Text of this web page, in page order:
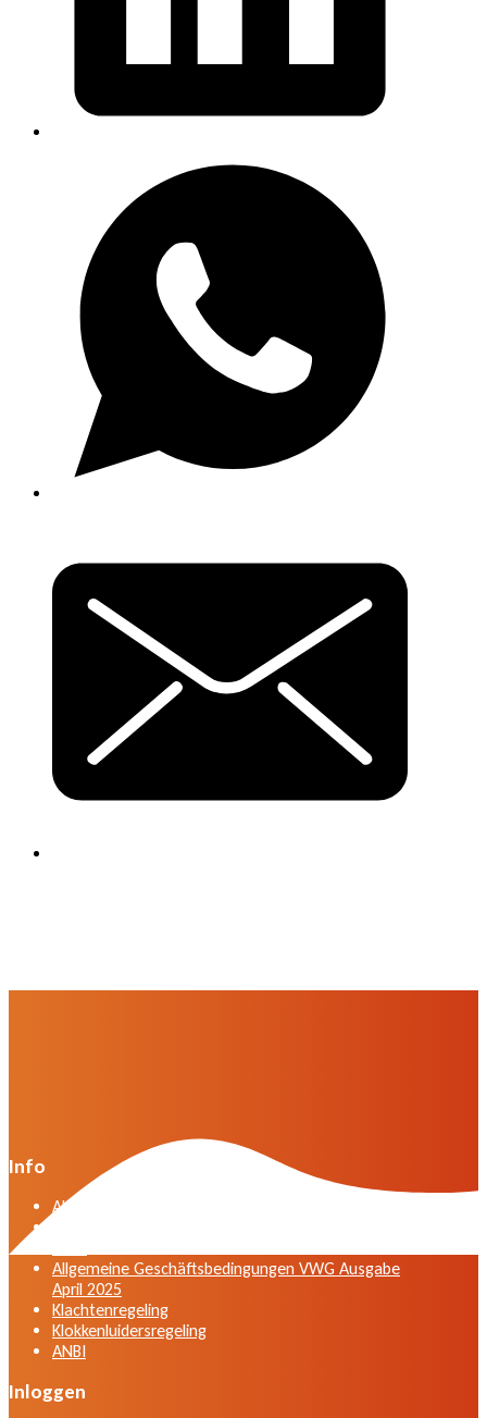
Info
Algemene voorwaarden VWG versie april 2025
Allgemeine Geschäftsbedingungen VWG Ausgabe
April 2025
Klachtenregeling
Klokkenluidersregeling
ANBI
Inloggen